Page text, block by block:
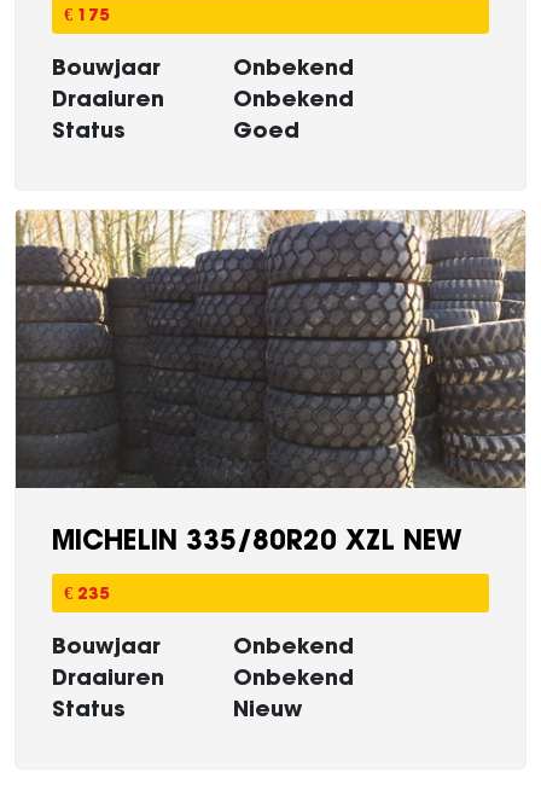
€ 175
Bouwjaar
Onbekend
Draaiuren
Onbekend
Status
Goed
MICHELIN 335/80R20 XZL NEW
€ 235
Bouwjaar
Onbekend
Draaiuren
Onbekend
Status
Nieuw